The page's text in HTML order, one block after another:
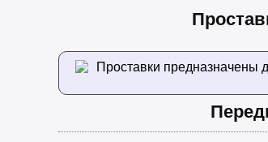
Проставки предназначены